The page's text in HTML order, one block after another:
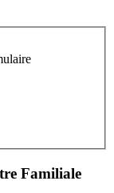
Familiale